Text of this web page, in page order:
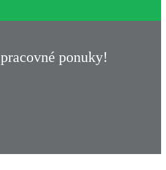
pracovné ponuky!